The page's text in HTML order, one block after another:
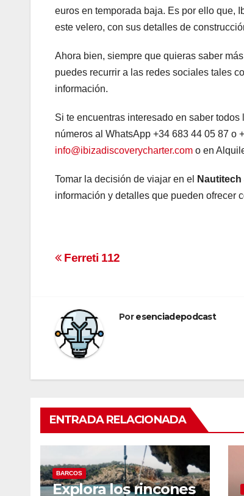
euros en temporada baja. Es por ello que,
este velero, con sus detalles de
Ahora bien, siempre que quieras saber
puedes recurrir a las redes sociales tales
información.
Si te encuentras interesado en saber
números al WhatsApp +34 683 44 05 87 o
info@ibizadiscoverycharter.com o en
Tomar la decisión de viajar en el Nautitech
información y detalles que pueden ofrecer
Navegación
entradas
Ferreti 112
Poresenciadepodcast
ENTRADA RELACIONADA
BARCOS
Explora los rincones